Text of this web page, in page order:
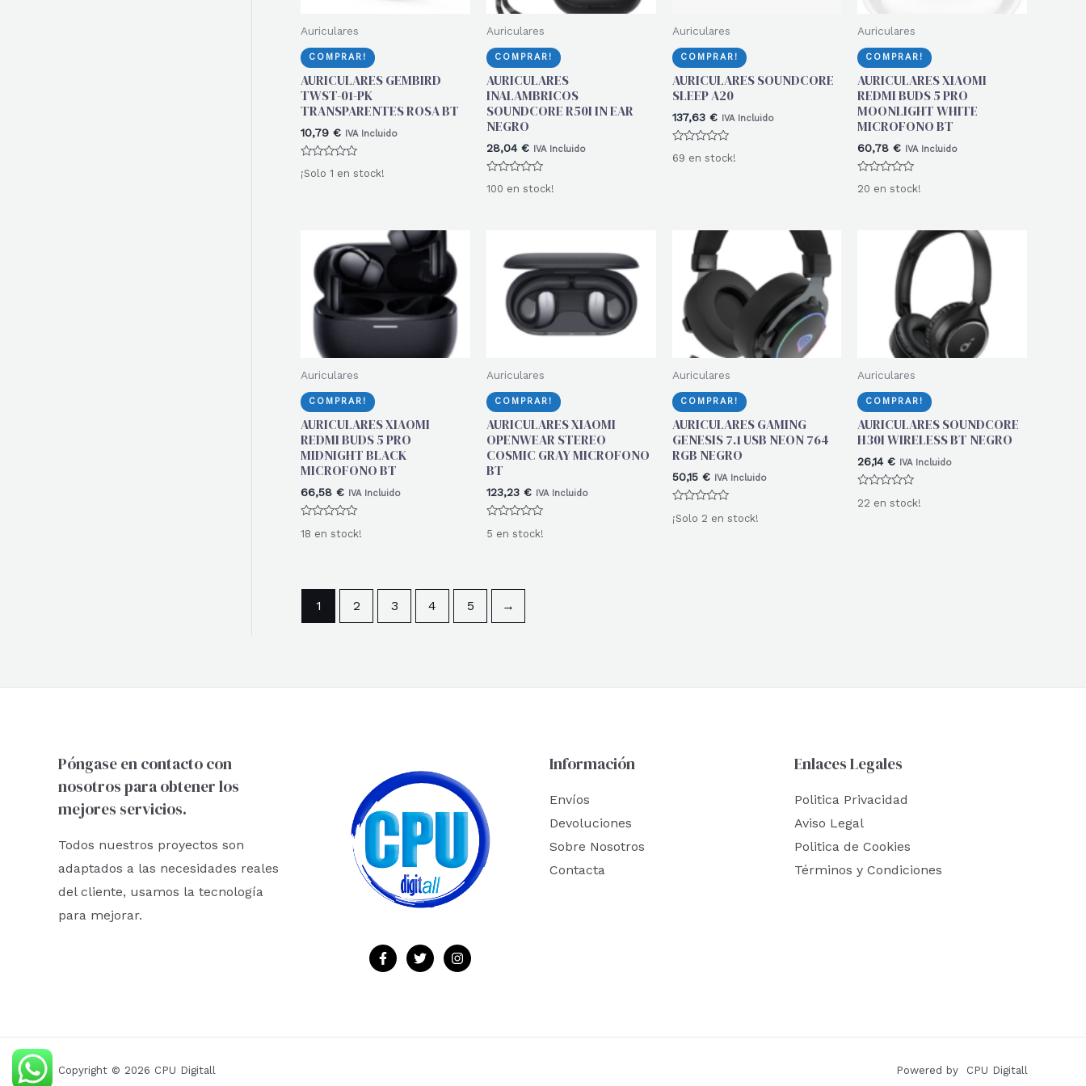
Auriculares
COMPRAR!
AURICULARES GEMBIRD
TWST-01-PK
TRANSPARENTES ROSA BT
10,79 € IVA Incluido
Valorado
con
¡Solo 1 en stock!
Auriculares
COMPRAR!
AURICULARES
INALAMBRICOS
SOUNDCORE R50I IN EAR
NEGRO
28,04 € IVA Incluido
con
100 en stock!
Auriculares
COMPRAR!
AURICULARES SOUNDCORE
SLEEP A20
137,63 € IVA Incluido
con
69 en stock!
Auriculares
COMPRAR!
AURICULARES XIAOMI
REDMI BUDS 5 PRO
MOONLIGHT WHITE
MICROFONO BT
60,78€ IVA Incluido
con
20 en stock!
Auriculares
COMPRAR!
AURICULARES XIAOMI
REDMI BUDS 5 PRO
MIDNIGHT BLACK
MICROFONO BT
66,58 € IVA Incluido
con
18 en stock!
Auriculares
COMPRAR!
AURICULARES XIAOMI
OPENWEAR STEREO
COSMIC GRAY MICROFONO
BT
123,23 € IVA Incluido
con
5 en stock!
Auriculares
COMPRAR!
AURICULARES GAMING
GENESIS 7.1 USB NEON 764
RGB NEGRO
50,15 € IVA Incluido
con
¡Solo 2 en stock!
Auriculares
COMPRAR!
AURICULARES SOUNDCORE
H30I WIRELESS BT NEGRO
26,14€ IVA Incluido
con
22 en stock!
1 2 3 4 5 →
Póngase en contacto con
nosotros para obtener los
mejores servicios.
Todos nuestros proyectos son
adaptados a las necesidades reales
del cliente, usamos la tecnología
para mejorar.
Información
Envíos
Devoluciones
Sobre Nosotros
Contacta
Enlaces Legales
Politica Privacidad
Aviso Legal
Politica de Cookies
Términos y Condiciones
Copyright © 2026 CPU Digitall Powered by CPU Digitall